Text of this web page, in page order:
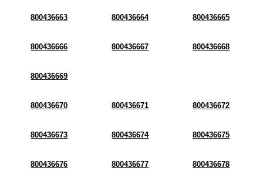
800436663 800436664 800436665
800436666 800436667 800436668
800436669
800436670 800436671 800436672
800436673 800436674 800436675
800436676 800436677 800436678